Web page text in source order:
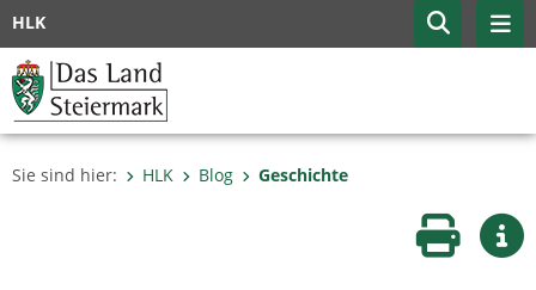
HLK
Sie sind hier: HLK Blog Geschichte
Seite